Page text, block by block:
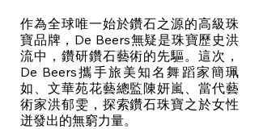
作為全球唯一始於鑽石之源的高級珠
寶品牌，De Beers無疑是珠寶歷史洪
流中，鑽研鑽石藝術的先驅。這次，
De Beers攜手旅美知名舞蹈家簡珮
如、文華苑花藝總監陳妍嵐、當代藝
術家洪郁雯，探索鑽石珠寶之於女性
迸發出的無窮力量。